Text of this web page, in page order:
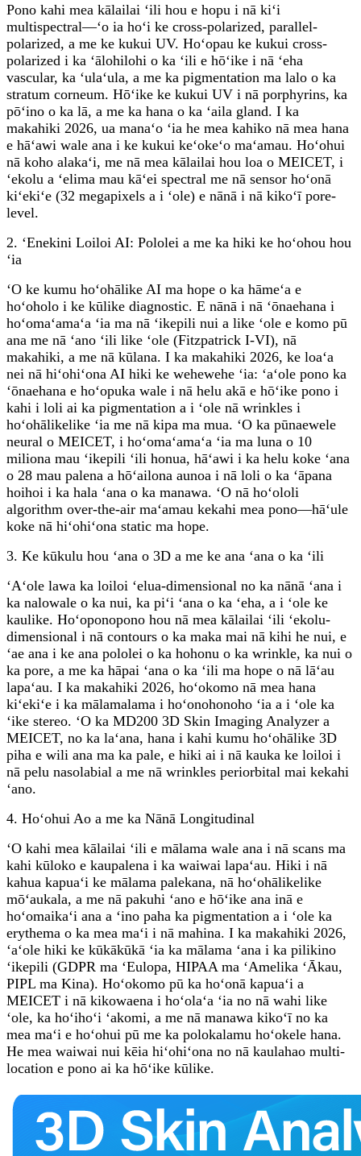
Pono kahi mea kālailai ʻili hou e hopu i nā kiʻi
multispectral—ʻo ia hoʻi ke cross-polarized, parallel-
polarized, a me ke kukui UV. Hoʻopau ke kukui cross-
polarized i ka ʻālohilohi o ka ʻili e hōʻike i nā ʻeha
vascular, ka ʻulaʻula, a me ka pigmentation ma lalo o ka
stratum corneum. Hōʻike ke kukui UV i nā porphyrins, ka
pōʻino o ka lā, a me ka hana o ka ʻaila gland. I ka
makahiki 2026, ua manaʻo ʻia he mea kahiko nā mea hana
e hāʻawi wale ana i ke kukui keʻokeʻo maʻamau. Hoʻohui
nā koho alakaʻi, me nā mea kālailai hou loa o MEICET, i
ʻekolu a ʻelima mau kāʻei spectral me nā sensor hoʻonā
kiʻekiʻe (32 megapixels a i ʻole) e nānā i nā kikoʻī pore-
level.
2. ʻEnekini Loiloi AI: Pololei a me ka hiki ke hoʻohou hou
ʻia
ʻO ke kumu hoʻohālike AI ma hope o ka hāmeʻa e
hoʻoholo i ke kūlike diagnostic. E nānā i nā ʻōnaehana i
hoʻomaʻamaʻa ʻia ma nā ʻikepili nui a like ʻole e komo pū
ana me nā ʻano ʻili like ʻole (Fitzpatrick I-VI), nā
makahiki, a me nā kūlana. I ka makahiki 2026, ke loaʻa
nei nā hiʻohiʻona AI hiki ke wehewehe ʻia: ʻaʻole pono ka
ʻōnaehana e hoʻopuka wale i nā helu akā e hōʻike pono i
kahi i loli ai ka pigmentation a i ʻole nā ​​wrinkles i
hoʻohālikelike ʻia me nā kipa ma mua. ʻO ka pūnaewele
neural o MEICET, i hoʻomaʻamaʻa ʻia ma luna o 10
miliona mau ʻikepili ʻili honua, hāʻawi i ka helu koke ʻana
o 28 mau palena a hōʻailona aunoa i nā loli o ka ʻāpana
hoihoi i ka hala ʻana o ka manawa. ʻO nā hoʻololi
algorithm over-the-air maʻamau kekahi mea pono—hāʻule
koke nā hiʻohiʻona static ma hope.
3. Ke kūkulu hou ʻana o 3D a me ke ana ʻana o ka ʻili
ʻAʻole lawa ka loiloi ʻelua-dimensional no ka nānā ʻana i
ka nalowale o ka nui, ka piʻi ʻana o ka ʻeha, a i ʻole ke
kaulike. Hoʻoponopono hou nā mea kālailai ʻili ʻekolu-
dimensional i nā contours o ka maka mai nā kihi he nui, e
ʻae ana i ke ana pololei o ka hohonu o ka wrinkle, ka nui o
ka pore, a me ka hāpai ʻana o ka ʻili ma hope o nā lāʻau
lapaʻau. I ka makahiki 2026, hoʻokomo nā mea hana
kiʻekiʻe i ka mālamalama i hoʻonohonoho ʻia a i ʻole ka
ʻike stereo. ʻO ka MD200 3D Skin Imaging Analyzer a
MEICET, no ka laʻana, hana i kahi kumu hoʻohālike 3D
piha e wili ana ma ka pale, e hiki ai i nā kauka ke loiloi i
nā pelu nasolabial a me nā wrinkles periorbital mai kekahi
ʻano.
4. Hoʻohui Ao a me ka Nānā Longitudinal
ʻO kahi mea kālailai ʻili e mālama wale ana i nā scans ma
kahi kūloko e kaupalena i ka waiwai lapaʻau. Hiki i nā
kahua kapuaʻi ke mālama palekana, nā hoʻohālikelike
mōʻaukala, a me nā pakuhi ʻano e hōʻike ana inā e
hoʻomaikaʻi ana a ʻino paha ka pigmentation a i ʻole ka
erythema o ka mea maʻi i nā mahina. I ka makahiki 2026,
ʻaʻole hiki ke kūkākūkā ʻia ka mālama ʻana i ka pilikino
ʻikepili (GDPR ma ʻEulopa, HIPAA ma ʻAmelika ʻĀkau,
PIPL ma Kina). Hoʻokomo pū ka hoʻonā kapuaʻi a
MEICET i nā kikowaena i hoʻolaʻa ʻia no nā wahi like
ʻole, ka hoʻihoʻi ʻakomi, a me nā manawa kikoʻī no ka
mea maʻi e hoʻohui pū me ka polokalamu hoʻokele hana.
He mea waiwai nui kēia hiʻohiʻona no nā kaulahao multi-
location e pono ai ka hōʻike kūlike.